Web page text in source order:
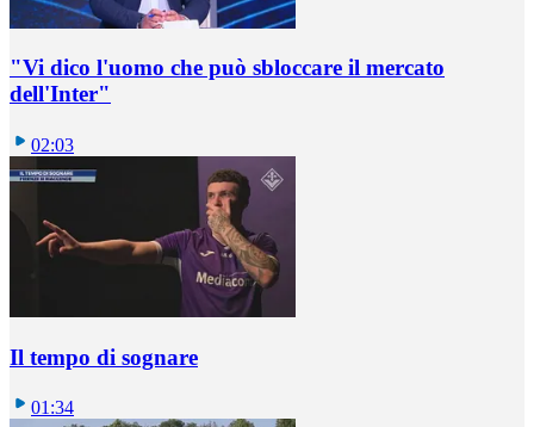
"Vi dico l'uomo che può sbloccare il mercato
dell'Inter"
02:03
Il tempo di sognare
01:34